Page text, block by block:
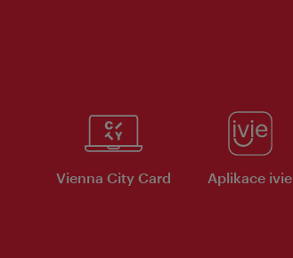
Vienna City Card Aplikace ivie